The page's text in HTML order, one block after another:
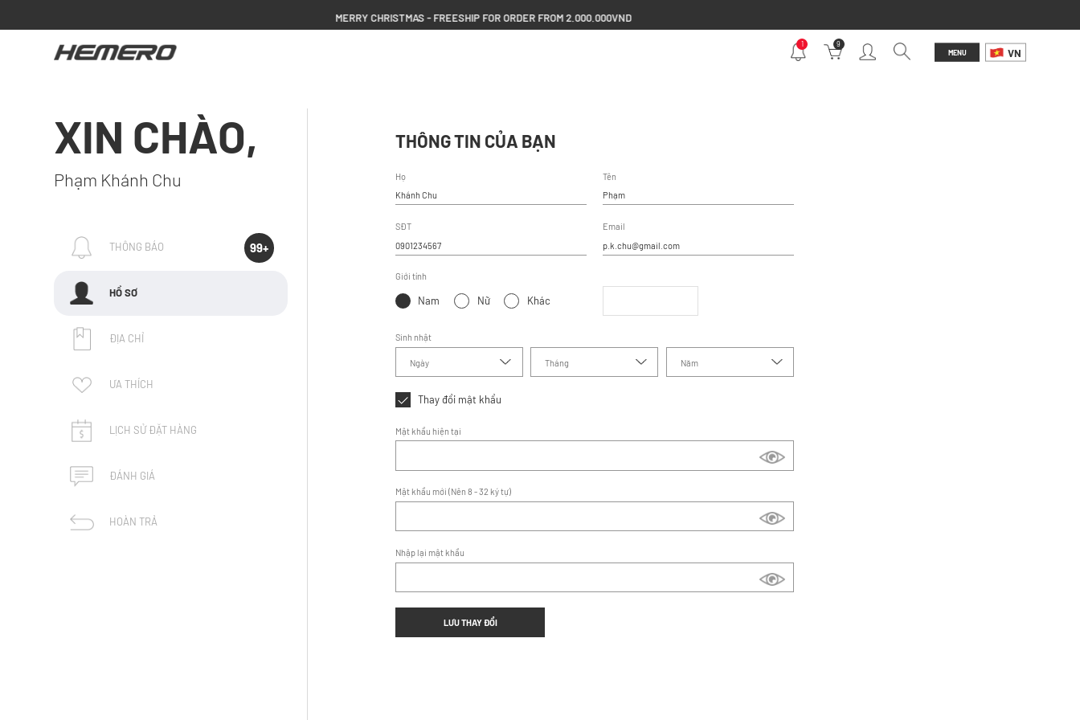
MERRY CHRISTMAS - FREESHIP FOR ORDER FROM 2.000.000VND
1
9
MENU
VN
XIN CHÀO,
Phạm Khánh Chu
THÔNG BÁO 99+
HỒ SƠ
ĐỊA CHỈ
ƯA THÍCH
LỊCH SỬ ĐẶT HÀNG
ĐÁNH GIÁ
HOÀN TRẢ
THÔNG TIN CỦA BẠN
Họ Tên
SĐT Email
Giới tính
Nam Nữ Khác
Sinh nhật
Ngày Tháng Năm
Thay đổi mật khẩu
Mật khẩu hiện tại
Mật khẩu mới (Nên 8 - 32 ký tự)
Nhập lại mật khẩu
LƯU THAY ĐỔI